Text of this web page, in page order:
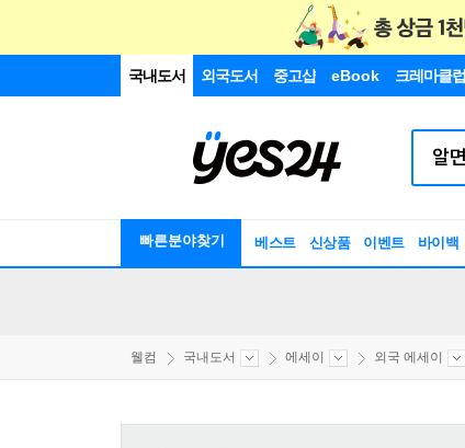
국내도서 외국도서 중고샵 eBook 크레마클럽
빠른분야찾기 베스트 신상품 이벤트 바이백
웰컴 국내도서 에세이 외국 에세이